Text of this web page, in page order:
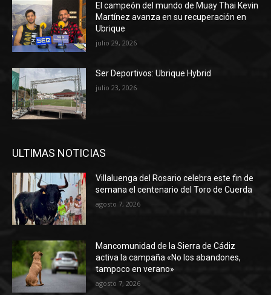
El campeón del mundo de Muay Thai Kevin
Martínez avanza en su recuperación en
Ubrique
julio 29, 2026
Ser Deportivos: Ubrique Hybrid
julio 23, 2026
ULTIMAS NOTICIAS
Villaluenga del Rosario celebra este fin de
semana el centenario del Toro de Cuerda
agosto 7, 2026
Mancomunidad de la Sierra de Cádiz
activa la campaña «No los abandones,
tampoco en verano»
agosto 7, 2026